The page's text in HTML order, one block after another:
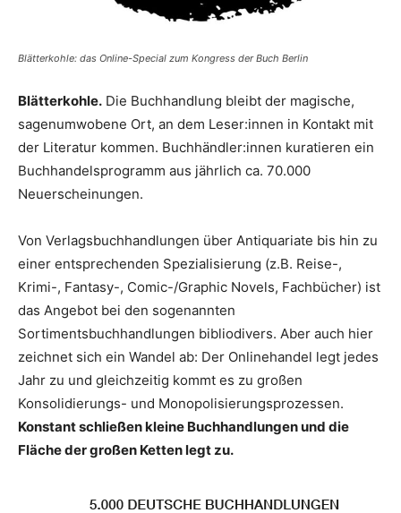
Blätterkohle: das Online-Special zum Kongress der Buch Berlin
Blätterkohle. Die Buchhandlung bleibt der magische,
sagenumwobene Ort, an dem Leser:innen in Kontakt mit
der Literatur kommen. Buchhändler:innen kuratieren ein
Buchhandelsprogramm aus jährlich ca. 70.000
Neuerscheinungen.
Von Verlagsbuchhandlungen über Antiquariate bis hin zu
einer entsprechenden Spezialisierung (z.B. Reise-,
Krimi-, Fantasy-, Comic-/Graphic Novels, Fachbücher) ist
das Angebot bei den sogenannten
Sortimentsbuchhandlungen bibliodivers. Aber auch hier
zeichnet sich ein Wandel ab: Der Onlinehandel legt jedes
Jahr zu und gleichzeitig kommt es zu großen
Konsolidierungs- und Monopolisierungsprozessen.
Konstant schließen kleine Buchhandlungen und die
Fläche der großen Ketten legt zu.